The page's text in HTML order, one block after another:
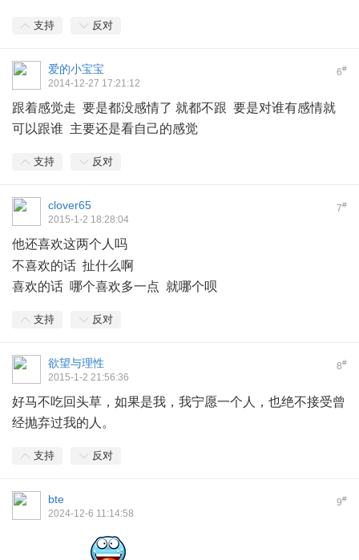
支持 反对
6#
爱的小宝宝
2014-12-27 17:21:12
跟着感觉走 要是都没感情了 就都不跟 要是对谁有感情就
可以跟谁 主要还是看自己的感觉
支持 反对
7#
clover65
2015-1-2 18:28:04
他还喜欢这两个人吗
不喜欢的话 扯什么啊
喜欢的话 哪个喜欢多一点 就哪个呗
支持 反对
8#
欲望与理性
2015-1-2 21:56:36
好马不吃回头草，如果是我，我宁愿一个人，也绝不接受曾
经抛弃过我的人。
支持 反对
9#
bte
2024-12-6 11:14:58